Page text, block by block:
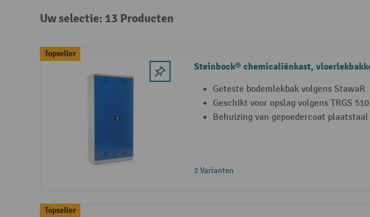
Uw selectie: 13 Producten
Topseller
Steinbock® chemicaliënkast,
Geteste bodemlekbak volgens StawaR
Geschikt voor opslag volgens TRGS 510
Behuizing van gepoedercoat plaatstaal
2 Varianten
Topseller